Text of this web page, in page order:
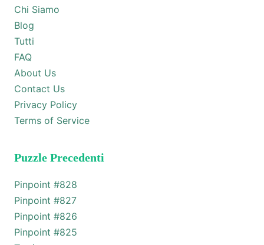
Chi Siamo
Blog
Tutti
FAQ
About Us
Contact Us
Privacy Policy
Terms of Service
Puzzle Precedenti
Pinpoint #828
Pinpoint #827
Pinpoint #826
Pinpoint #825